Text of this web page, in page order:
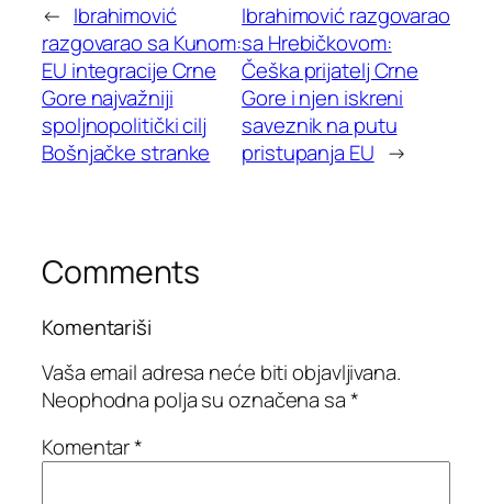
← Ibrahimović
razgovarao sa Kunom:
EU integracije Crne
Gore najvažniji
spoljnopolitički cilj
Bošnjačke stranke
Ibrahimović razgovarao
sa Hrebičkovom:
Češka prijatelj Crne
Gore i njen iskreni
saveznik na putu
pristupanja EU →
Comments
Komentariši
Vaša email adresa neće biti objavljivana.
Neophodna polja su označena sa*
Komentar*